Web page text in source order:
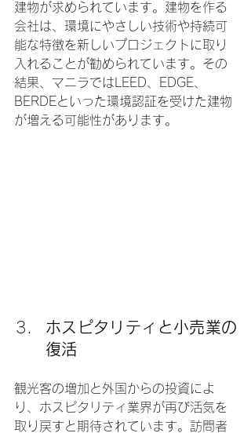
建物が求められています。建物を作る
会社は、環境にやさしい技術や持続可
能な特徴を新しいプロジェクトに取り
入れることが勧められています。その
結果、マニラではLEED、EDGE、
BERDEといった環境認証を受けた建物
が増える可能性があります。
ホスピタリティと小売業の
復活
観光客の増加と外国からの投資によ
り、ホスピタリティ業界が再び活気を
取り戻すと期待されています。訪問者